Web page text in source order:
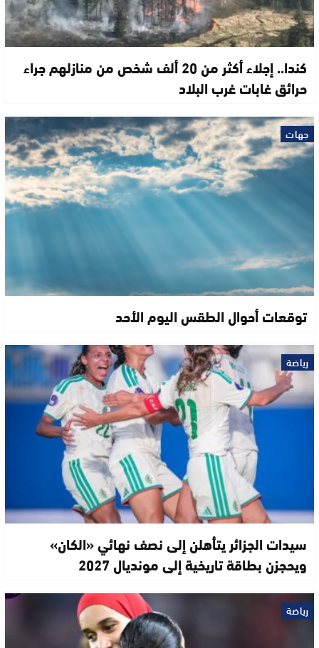
كندا.. إجلاء أكثر من 20 ألف شخص من منازلهم جراء
حرائق غابات غرب البلاد
جهات
توقعات أحوال الطقس اليوم الأحد
رياضة
سيدات الجزائر يتأهلن إلى نصف نهائي «الكان»
ويحجزن بطاقة تاريخية إلى مونديال 2027
رياضة